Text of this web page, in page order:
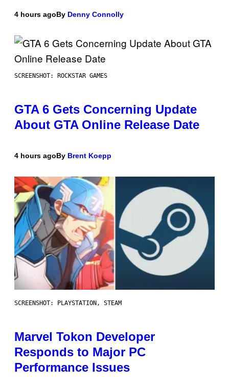
4 hours agoBy Denny Connolly
SCREENSHOT: ROCKSTAR GAMES
GTA 6 Gets Concerning Update
About GTA Online Release Date
4 hours agoBy Brent Koepp
SCREENSHOT: PLAYSTATION, STEAM
Marvel Tokon Developer
Responds to Major PC
Performance Issues